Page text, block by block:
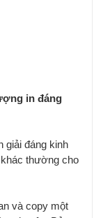
in đáng
giải đáng kinh
thường cho
và copy một